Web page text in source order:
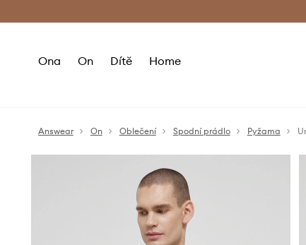
Doručení
Ona On Dítě Home
Answear On Oblečení Spodní prádlo Pyžama